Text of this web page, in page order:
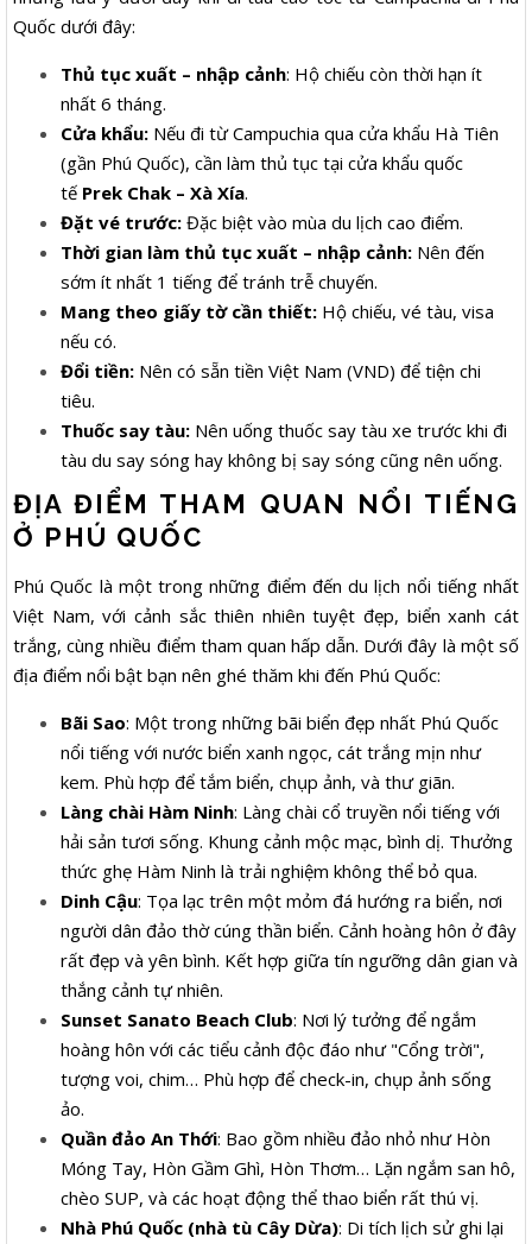
Quốc dưới đây:
Thủ tục xuất – nhập cảnh: Hộ chiếu còn thời hạn ít
nhất 6 tháng.
Cửa khẩu: Nếu đi từ Campuchia qua cửa khẩu Hà Tiên
(gần Phú Quốc), cần làm thủ tục tại cửa khẩu quốc
tế Prek Chak – Xà Xía.
Đặt vé trước: Đặc biệt vào mùa du lịch cao điểm.
Thời gian làm thủ tục xuất – nhập cảnh: Nên đến
sớm ít nhất 1 tiếng để tránh trễ chuyến.
Mang theo giấy tờ cần thiết: Hộ chiếu, vé tàu, visa
nếu có.
Đổi tiền: Nên có sẵn tiền Việt Nam (VND) để tiện chi
tiêu.
Thuốc say tàu: Nên uống thuốc say tàu xe trước khi đi
tàu du say sóng hay không bị say sóng cũng nên uống.
ĐỊA ĐIỂM THAM QUAN NỔI TIẾNG
Ở PHÚ QUỐC
Phú Quốc là một trong những điểm đến du lịch nổi tiếng nhất
Việt Nam, với cảnh sắc thiên nhiên tuyệt đẹp, biển xanh cát
trắng, cùng nhiều điểm tham quan hấp dẫn. Dưới đây là một số
địa điểm nổi bật bạn nên ghé thăm khi đến Phú Quốc:
Bãi Sao: Một trong những bãi biển đẹp nhất Phú Quốc
nổi tiếng với nước biển xanh ngọc, cát trắng mịn như
kem. Phù hợp để tắm biển, chụp ảnh, và thư giãn.
Làng chài Hàm Ninh: Làng chài cổ truyền nổi tiếng với
hải sản tươi sống. Khung cảnh mộc mạc, bình dị. Thưởng
thức ghẹ Hàm Ninh là trải nghiệm không thể bỏ qua.
Dinh Cậu: Tọa lạc trên một mỏm đá hướng ra biển, nơi
người dân đảo thờ cúng thần biển. Cảnh hoàng hôn ở đây
rất đẹp và yên bình. Kết hợp giữa tín ngưỡng dân gian và
thắng cảnh tự nhiên.
Sunset Sanato Beach Club: Nơi lý tưởng để ngắm
hoàng hôn với các tiểu cảnh độc đáo như "Cổng trời",
tượng voi, chim… Phù hợp để check-in, chụp ảnh sống
ảo.
Quần đảo An Thới: Bao gồm nhiều đảo nhỏ như Hòn
Móng Tay, Hòn Gầm Ghì, Hòn Thơm… Lặn ngắm san hô,
chèo SUP, và các hoạt động thể thao biển rất thú vị.
Nhà Phú Quốc (nhà tù Cây Dừa): Di tích lịch sử ghi lại